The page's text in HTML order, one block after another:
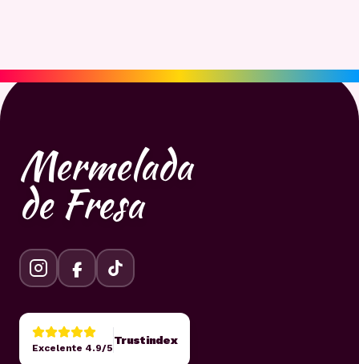
Mermelada
de Fresa
Excelente 4.9/5
Trustindex